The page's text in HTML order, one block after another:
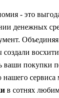
- это
денежных
ваши покупки
сервиса
в сотнях